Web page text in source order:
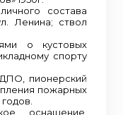
состава
Ленина; ствол
о кустовых
спорту
пионерский
пожарных
оснащение,